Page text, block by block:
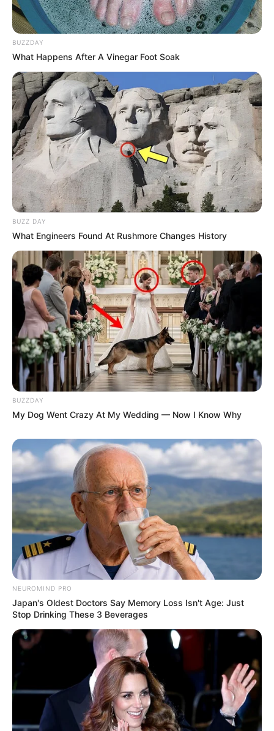
BUZZDAY
What Happens After A Vinegar Foot Soak
BUZZ DAY
What Engineers Found At Rushmore Changes History
BUZZDAY
My Dog Went Crazy At My Wedding — Now I Know Why
NEUROMIND PRO
Japan's Oldest Doctors Say Memory Loss Isn't Age: Just
Stop Drinking These 3 Beverages